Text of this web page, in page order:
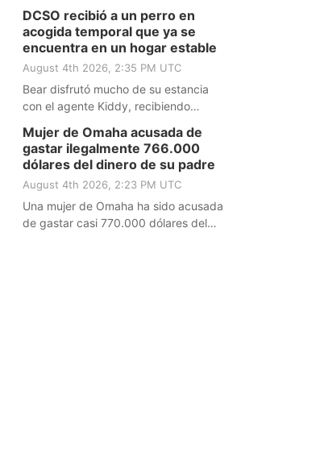
conocimiento de la ley es prevención.
El abogado Nedu Igbokwe nos
comparte información primordial.
DCSO recibió a un perro en
acogida temporal que ya se
encuentra en un hogar estable
August 4th 2026, 2:35 PM UTC
Bear disfrutó mucho de su estancia
con el agente Kiddy, recibiendo
acompañando al sheriff en un viaje
familiar de campamento durante el fin
de semana.
Mujer de Omaha acusada de
gastar ilegalmente 766.000
dólares del dinero de su padre
August 4th 2026, 2:23 PM UTC
Una mujer de Omaha ha sido acusada
de gastar casi 770.000 dólares del